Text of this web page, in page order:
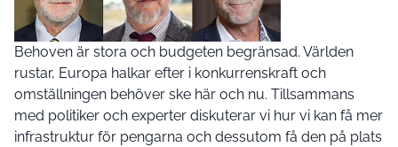
Behoven är stora och budgeten begränsad. Världen
rustar, Europa halkar efter i konkurrenskraft och
omställningen behöver ske här och nu. Tillsammans
med politiker och experter diskuterar vi hur vi kan få mer
infrastruktur för pengarna och dessutom få den på plats